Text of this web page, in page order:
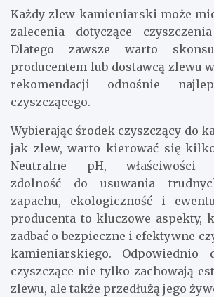
Każdy zlew kamieniarski może
zalecenia dotyczące
Dlatego zawsze warto
producentem lub dostawcą zlewu
rekomendacji odnośnie
czyszczącego.
Wybierając środek czyszczący do
jak zlew, warto kierować się
Neutralne pH, właściwości
zdolność do usuwania
zapachu, ekologiczność i
producenta to kluczowe aspekty,
zadbać o bezpieczne i efektywne
kamieniarskiego. Odpowiednio
czyszczące nie tylko zachowają
zlewu, ale także przedłużą jego